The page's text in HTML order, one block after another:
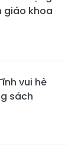
giáo khoa
vui hè
sách